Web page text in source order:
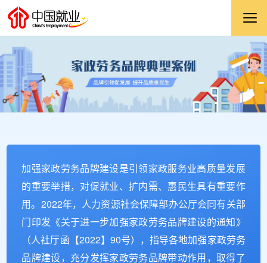
加强家政劳务品牌建设是引领家政服务业高质量发展
的重要举措，对促就业、扩内需、惠民生具有重要作
用。2022年，人力资源社会保障部办公厅会同有关部
门印发《关于进一步加强家政劳务品牌建设的通知》
（人社厅函【2022】90号），指导各地加强家政劳务
品牌建设，充分发挥家政劳务品牌带动作用，取得了